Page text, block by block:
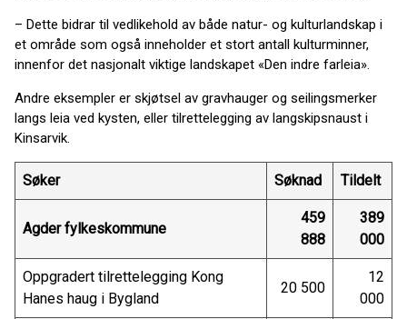
– Dette bidrar til vedlikehold av både natur- og kulturlandskap i
et område som også inneholder et stort antall kulturminner,
innenfor det nasjonalt viktige landskapet «Den indre farleia».
Andre eksempler er skjøtsel av gravhauger og seilingsmerker
langs leia ved kysten, eller tilrettelegging av langskipsnaust i
Kinsarvik.
Søker Søknad Tildelt
Agder fylkeskommune
459
888
389
000
Oppgradert tilrettelegging Kong
Hanes haug i Bygland
20 500
12
000